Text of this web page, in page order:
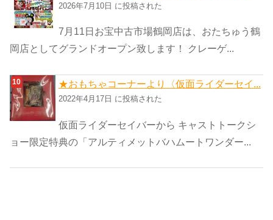
2026年7月10日 に投稿された
7月11日お宝中古市場鶴岡店は、おたちゅう鶴
岡店としてグランドオープン致します！ クレーゲ...
★おもちゃコーナーより〈仮面ライダーセイ...
2022年4月17日 に投稿された
仮面ライダーセイバーから キャストトークシ
ョー限定特典の「アルティメットバハムートワンダー...